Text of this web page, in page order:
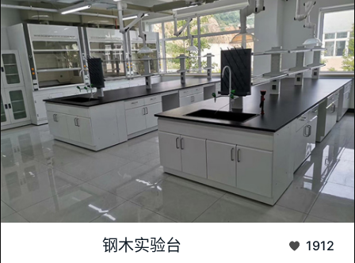
型，一种是H-frame型C-FRAM...
钢木实验台 1912